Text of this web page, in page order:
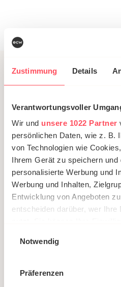
Zustimmung Details
Verantwortungsvoller
Wir und unsere 1022 Partner
persönlichen Daten, wie z. B.
von Technologien wie
Ihrem Gerät zu speichern
personalisierte Werbung und
Werbung und Inhalten,
Entwicklung von Angeboten
entscheiden darüber, wer
Trigger Symbol ändern oder
Wenn Sie es erlauben,
Informationen über
Einwilligungsauswahl
Notwendig
Präferenzen